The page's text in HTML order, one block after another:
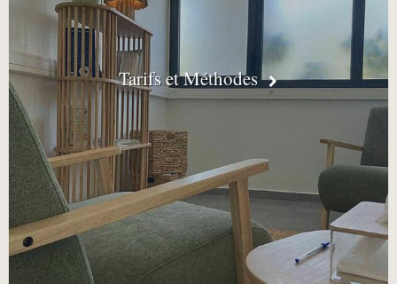
Tarifs et Méthodes